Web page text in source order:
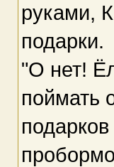
руками,
подарки.
"О нет!
поймать